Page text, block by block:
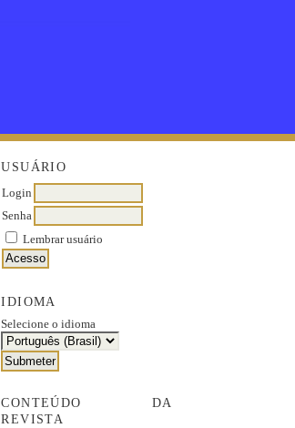
USUÁRIO
Login
Senha
Lembrar usuário
IDIOMA
Selecione o idioma
CONTEÚDO DA
REVISTA